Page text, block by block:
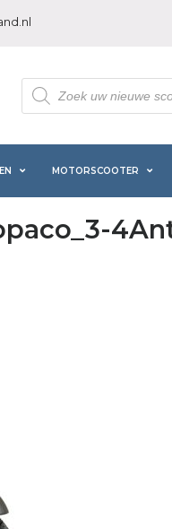
Producten
zoeken
MOTORSCOOTER